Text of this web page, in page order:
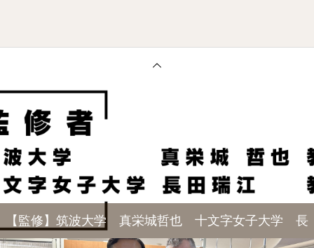
【監修】筑波大学 真栄城哲也 十文字女子大学 長